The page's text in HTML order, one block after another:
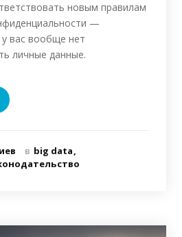
новым правилам
—
вас вообще нет
личные данные.
в big data